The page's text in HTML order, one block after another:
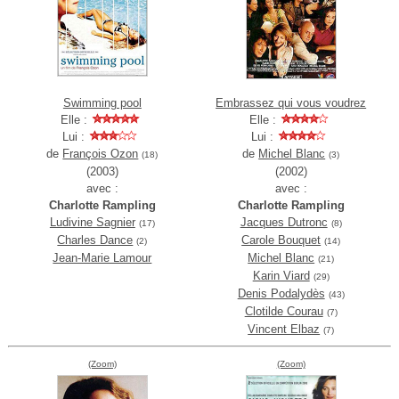
Swimming pool
Elle :
Lui :
de François Ozon (18)
(2003)
avec :
Charlotte Rampling
Ludivine Sagnier (17)
Charles Dance (2)
Jean-Marie Lamour
Embrassez qui vous voudrez
Elle :
Lui :
de Michel Blanc (3)
(2002)
avec :
Charlotte Rampling
Jacques Dutronc (8)
Carole Bouquet (14)
Michel Blanc (21)
Karin Viard (29)
Denis Podalydès (43)
Clotilde Courau (7)
Vincent Elbaz (7)
(Zoom) (Zoom)